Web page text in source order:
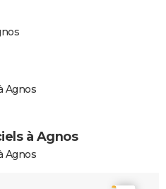
Agnos
à Agnos
Agnos